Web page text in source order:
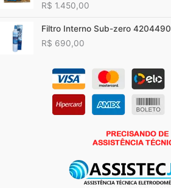
R$ 1.450,00
Filtro Interno Sub-zero 4204490
R$ 690,00